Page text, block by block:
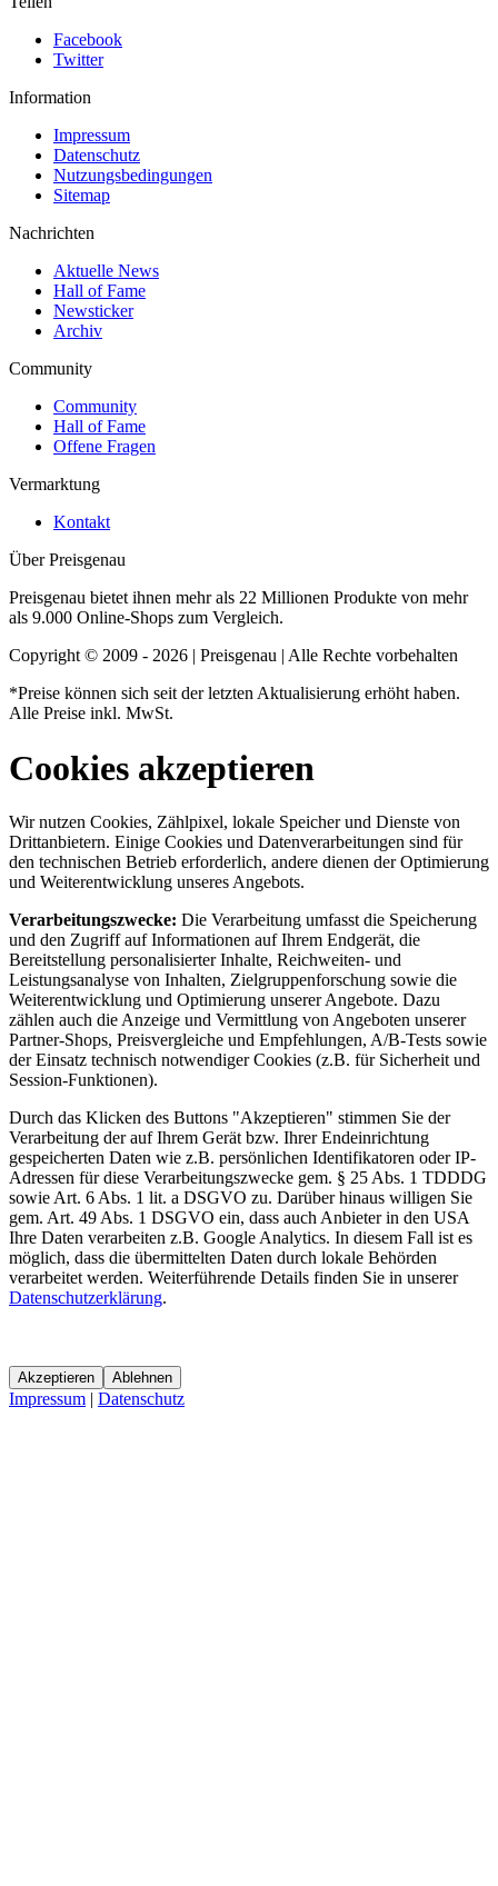
Facebook
Twitter
Information
Impressum
Datenschutz
Nutzungsbedingungen
Sitemap
Nachrichten
Aktuelle News
Hall of Fame
Newsticker
Archiv
Community
Community
Hall of Fame
Offene Fragen
Vermarktung
Kontakt
Über Preisgenau
Preisgenau bietet ihnen mehr als 22 Millionen Produkte von mehr
als 9.000 Online-Shops zum Vergleich.
Copyright © 2009 - 2026 | Preisgenau | Alle Rechte vorbehalten
*Preise können sich seit der letzten Aktualisierung erhöht haben.
Alle Preise inkl. MwSt.
Cookies akzeptieren
Wir nutzen Cookies, Zählpixel, lokale Speicher und Dienste von
Drittanbietern. Einige Cookies und Datenverarbeitungen sind für
den technischen Betrieb erforderlich, andere dienen der Optimierung
und Weiterentwicklung unseres Angebots.
Verarbeitungszwecke: Die Verarbeitung umfasst die Speicherung
und den Zugriff auf Informationen auf Ihrem Endgerät, die
Bereitstellung personalisierter Inhalte, Reichweiten- und
Leistungsanalyse von Inhalten, Zielgruppenforschung sowie die
Weiterentwicklung und Optimierung unserer Angebote. Dazu
zählen auch die Anzeige und Vermittlung von Angeboten unserer
Partner-Shops, Preisvergleiche und Empfehlungen, A/B-Tests sowie
der Einsatz technisch notwendiger Cookies (z.B. für Sicherheit und
Session-Funktionen).
Durch das Klicken des Buttons "Akzeptieren" stimmen Sie der
Verarbeitung der auf Ihrem Gerät bzw. Ihrer Endeinrichtung
gespeicherten Daten wie z.B. persönlichen Identifikatoren oder IP-
Adressen für diese Verarbeitungszwecke gem. § 25 Abs. 1 TDDDG
sowie Art. 6 Abs. 1 lit. a DSGVO zu. Darüber hinaus willigen Sie
gem. Art. 49 Abs. 1 DSGVO ein, dass auch Anbieter in den USA
Ihre Daten verarbeiten z.B. Google Analytics. In diesem Fall ist es
möglich, dass die übermittelten Daten durch lokale Behörden
verarbeitet werden. Weiterführende Details finden Sie in unserer
Datenschutzerklärung.
Akzeptieren Ablehnen
Impressum | Datenschutz